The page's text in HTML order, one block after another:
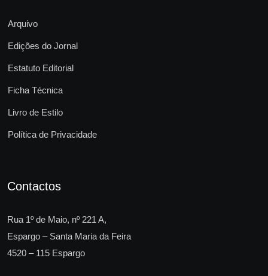
Arquivo
Edições do Jornal
Estatuto Editorial
Ficha Técnica
Livro de Estilo
Política de Privacidade
Contactos
Rua 1º de Maio, nº 221 A,
Espargo – Santa Maria da Feira
4520 – 115 Espargo